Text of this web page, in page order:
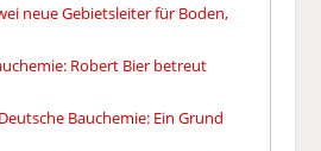
neue Gebietsleiter für Boden,
Robert Bier betreut
Bauchemie: Ein Grund